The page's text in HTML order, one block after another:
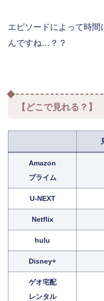
エピソードによって時
んですね…？？
【どこで見れる？】
Amazon
プライム
U-NEXT
Netflix
hulu
Disney+
ゲオ宅配
レンタル